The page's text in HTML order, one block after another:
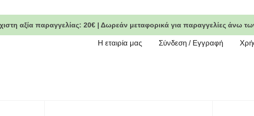
αξία παραγγελίας: 20€ | Δωρεάν μεταφορικά για παραγγελίες άνω
Η εταιρία μας Σύνδεση / Εγγραφή